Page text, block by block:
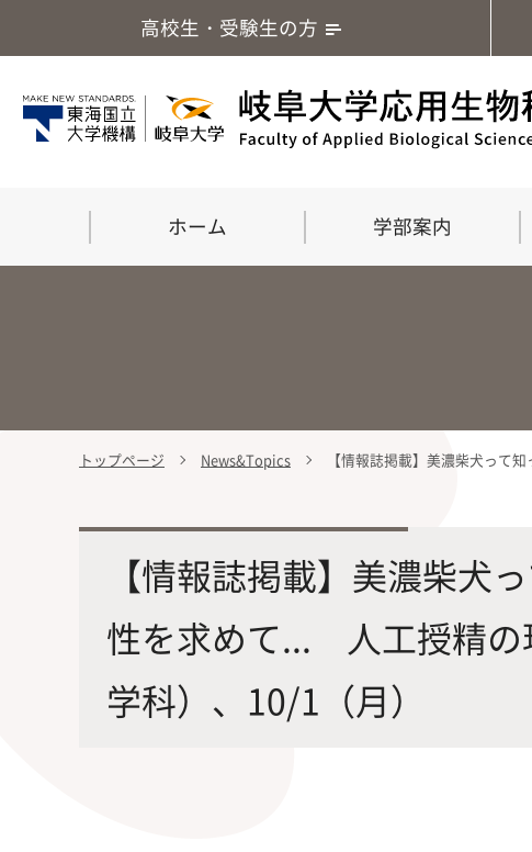
高校生・受験生の方
ホーム 学部案内
学部案内
学部・大学院の教育ビジョン、
沿革及び入試情報について
応用生命化学科
最先端の化学とバイオテクノロジー
を創造
食農
大学院
修士課程・博士課程
留学・国際交流
トップページ News&Topics 【情報誌掲載】美濃柴犬って
【情報誌掲載】美濃柴犬
性を求めて... 人工授精の
学科）、10/1（月）